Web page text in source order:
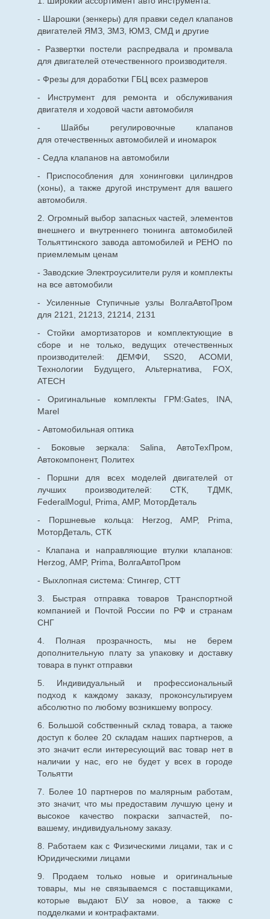
- Шарошки (зенкеры) для правки седел клапанов
двигателей ЯМЗ, ЗМЗ, ЮМЗ, СМД и другие
- Развертки постели распредвала и промвала
для двигателей отечественного производителя.
- Фрезы для доработки ГБЦ всех размеров
- Инструмент для ремонта и обслуживания
двигателя и ходовой части автомобиля
- Шайбы регулировочные клапанов
для отечественныхавтомобилей и иномарок
- Седла клапанов на автомобили
- Приспособления для хонинговки цилиндров
(хоны), а также другой инструмент для вашего
автомобиля.
2. Огромный выбор запасных частей, элементов
внешнего и внутреннего тюнинга автомобилей
Тольяттинского завода автомобилей и РЕНО по
приемлемым ценам
- Заводские Электроусилители руля и комплекты
на все автомобили
- Усиленные Ступичные узлы ВолгаАвтоПром
для 2121, 21213, 21214, 2131
- Стойки амортизаторов и комплектующие в
сборе и не только, ведущих отечественных
производителей: ДЕМФИ, SS20, АСОМИ,
Технологии Будущего, Альтернатива, FOX,
ATECH
- Оригинальные комплекты ГРМ:Gates, INA,
Marel
- Автомобильная оптика
- Боковые зеркала: Salina, АвтоТехПром,
Автокомпонент, Политех
- Поршни для всех моделей двигателей от
лучших производителей: СТК, ТДМК,
FederalMogul, Prima, AMP, МоторДеталь
- Поршневые кольца: Herzog, AMP, Prima,
МоторДеталь, СТК
- Клапана и направляющие втулки клапанов:
Herzog, AMP, Prima, ВолгаАвтоПром
- Выхлопная система: Стингер, СТТ
3. Быстрая отправка товаров Транспортной
компанией и Почтой России по РФ и странам
СНГ
4. Полная прозрачность, мы не берем
дополнительную плату за упаковку и доставку
товара в пункт отправки
5. Индивидуальный и профессиональный
подход к каждому заказу, проконсультируем
абсолютно по любому возникшему вопросу.
6. Большой собственный склад товара, а также
доступ к более 20 складам наших партнеров, а
это значит если интересующий вас товар нет в
наличии у нас, его не будет у всех в городе
Тольятти
7. Более 10 партнеров по малярным работам,
это значит, что мы предоставим лучшую цену и
высокое качество покраски запчастей, по-
вашему, индивидуальному заказу.
8. Работаем как с Физическими лицами, так и с
Юридическими лицами
9. Продаем только новые и оригинальные
товары, мы не связываемся с поставщиками,
которые выдают Б\У за новое, а также с
подделками и контрафактами.